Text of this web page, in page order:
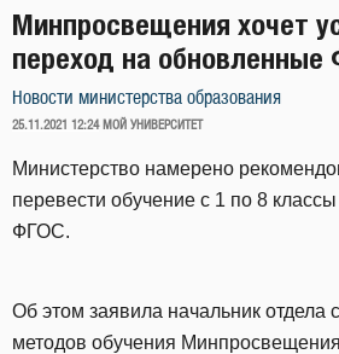
Минпросвещения хочет
переход на обновленные
Новости министерства образования
ОПУБЛИКОВАНО
25.11.2021 12:24 МОЙ УНИВЕРСИТЕТ
Министерство намерено
перевести обучение с 1 по 8
ФГОС.
Об этом заявила начальник отдела
методов обучения